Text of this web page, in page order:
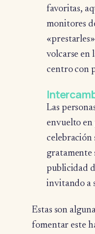
favoritas,
monitores
volcarse en
centro con
Las
envuelto en
celebración
gratamente
publicidad
invitando a
Estas son
fomentar este